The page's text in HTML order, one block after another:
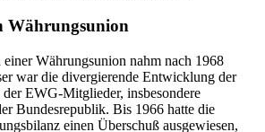
Währungsunion
Währungsunion nahm nach 1968
war die divergierende Entwicklung der
EWG-Mitglieder, insbesondere
Bundesrepublik. Bis 1966 hatte die
einen Überschuß ausgewiesen,